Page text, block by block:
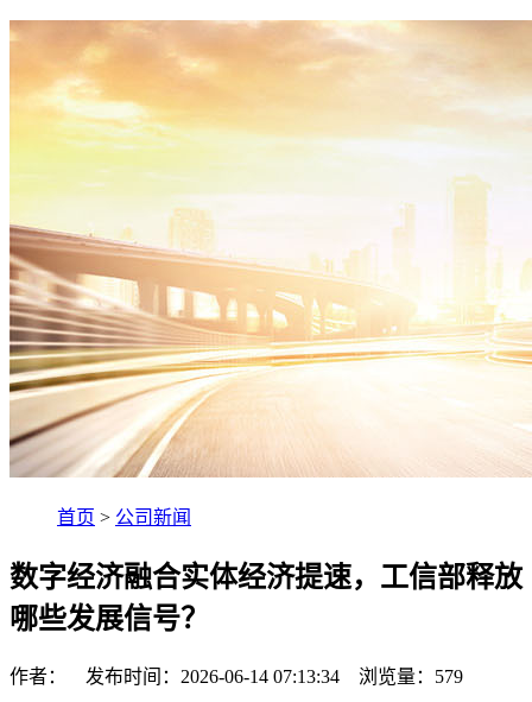
首页 > 公司新闻
数字经济融合实体经济提速，工信部释放
哪些发展信号？
作者： 发布时间：2026-06-14 07:13:34 浏览量： 579